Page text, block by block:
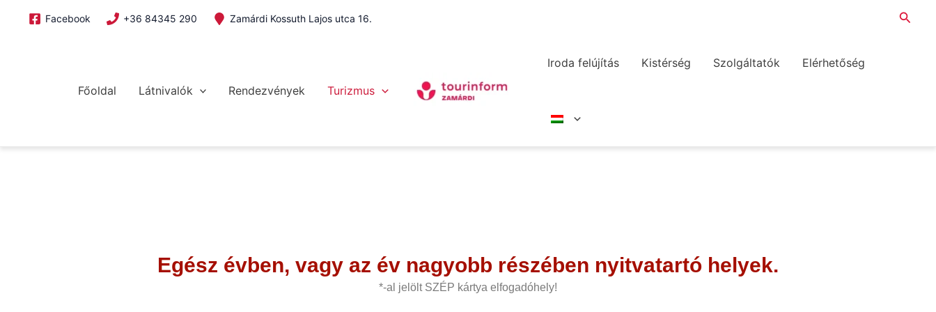
Facebook +36 84345 290 Zamárdi Kossuth Lajos utca 16.
Főoldal Látnivalók Rendezvények Turizmus
Iroda felújítás Kistérség Szolgáltatók Elérhetőség
Vendéglátóhelyek
Egész évben, vagy az év nagyobb részében nyitvatartó helyek.
*-al jelölt SZÉP kártya elfogadóhely!